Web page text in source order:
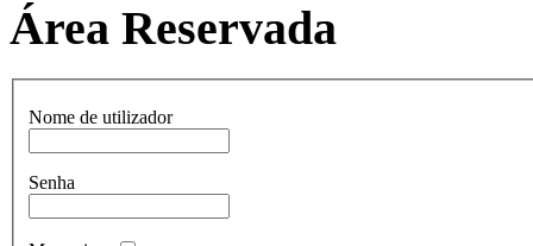
Área Reservada
Nome de utilizador
Senha